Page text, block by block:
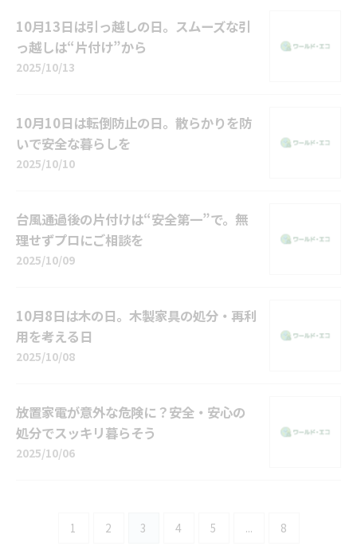
10月13日は引っ越しの日。スムーズな引
っ越しは“片付け”から
2025/10/13
10月10日は転倒防止の日。散らかりを防
いで安全な暮らしを
2025/10/10
台風通過後の片付けは“安全第一”で。無
理せずプロにご相談を
2025/10/09
10月8日は木の日。木製家具の処分・再利
用を考える日
2025/10/08
放置家電が意外な危険に？安全・安心の
処分でスッキリ暮らそう
2025/10/06
1 2 3 4 5 ... 8